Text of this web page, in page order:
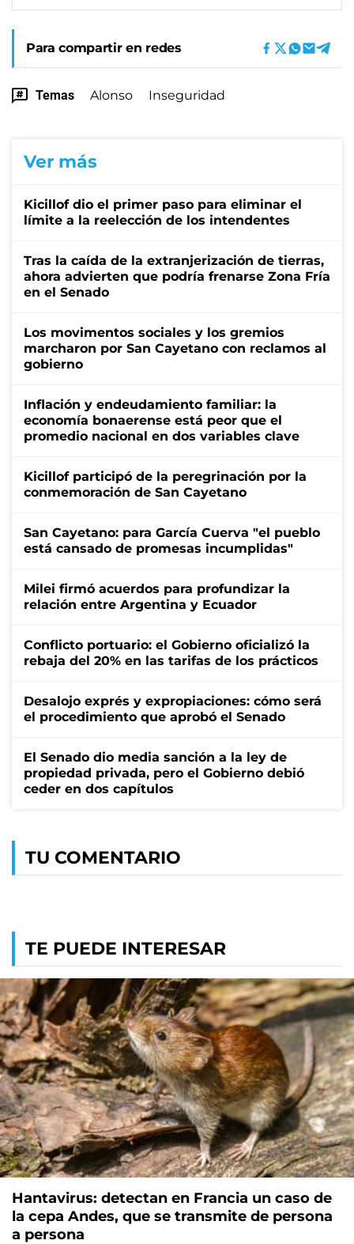
Para compartir en redes
Temas Alonso Inseguridad
Ver más
Kicillof dio el primer paso para eliminar el
límite a la reelección de los intendentes
Tras la caída de la extranjerización de tierras,
ahora advierten que podría frenarse Zona Fría
en el Senado
Los movimentos sociales y los gremios
marcharon por San Cayetano con reclamos al
gobierno
Inflación y endeudamiento familiar: la
economía bonaerense está peor que el
promedio nacional en dos variables clave
Kicillof participó de la peregrinación por la
conmemoración de San Cayetano
San Cayetano: para García Cuerva "el pueblo
está cansado de promesas incumplidas"
Milei firmó acuerdos para profundizar la
relación entre Argentina y Ecuador
Conflicto portuario: el Gobierno oficializó la
rebaja del 20% en las tarifas de los prácticos
Desalojo exprés y expropiaciones: cómo será
el procedimiento que aprobó el Senado
El Senado dio media sanción a la ley de
propiedad privada, pero el Gobierno debió
ceder en dos capítulos
TU COMENTARIO
TE PUEDE INTERESAR
Hantavirus: detectan en Francia un caso de
la cepa Andes, que se transmite de persona
a persona